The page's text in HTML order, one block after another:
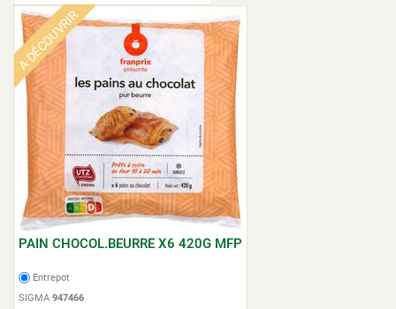
A DÉCOUVRIR
PAIN CHOCOL.BEURRE X6 420G MFP
Entrepot
SIGMA 947466